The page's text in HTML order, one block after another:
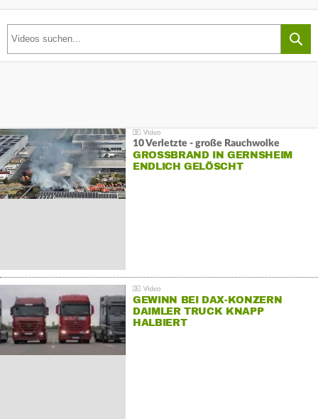
10 Verletzte - große Rauchwolke
GROSSBRAND IN GERNSHEIM E
NDLICH GELÖSCHT
GEWINN BEI DAX-KONZERN
DAIMLER TRUCK KNAPP
HALBIERT